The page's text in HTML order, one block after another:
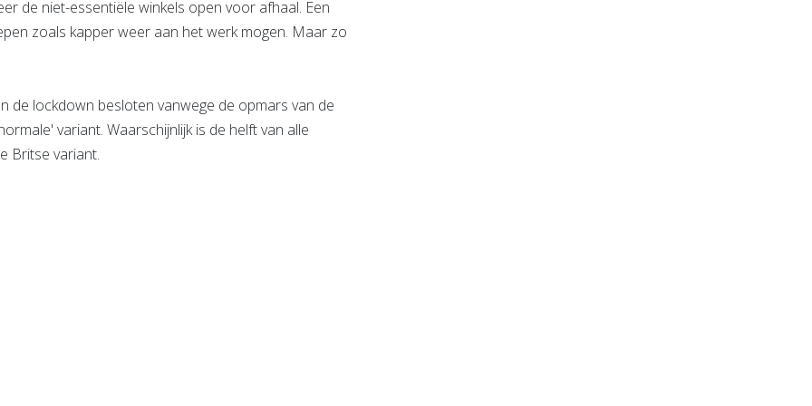
de niet-essentiële winkels open voor afhaal. Een
zoals kapper weer aan het werk mogen. Maar zo
de lockdown besloten vanwege de opmars van de
variant. Waarschijnlijk is de helft van alle
Britse variant.